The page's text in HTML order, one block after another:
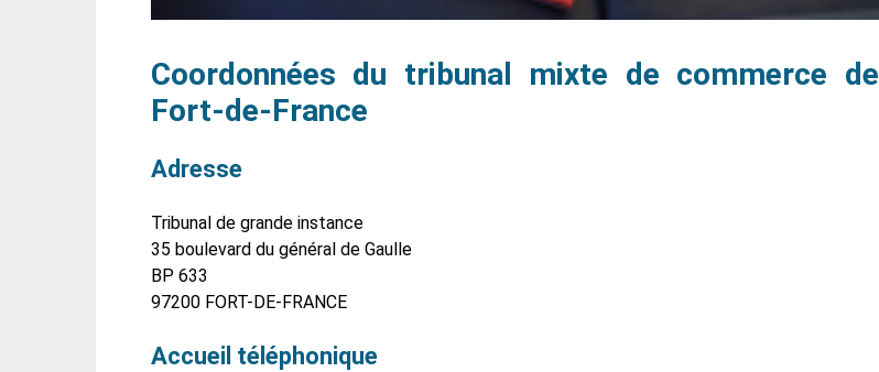
Coordonnées du tribunal mixte de commerce de
Fort-de-France
Adresse
Tribunal de grande instance
35 boulevard du général de Gaulle
BP 633
97200 FORT-DE-FRANCE
Accueil téléphonique